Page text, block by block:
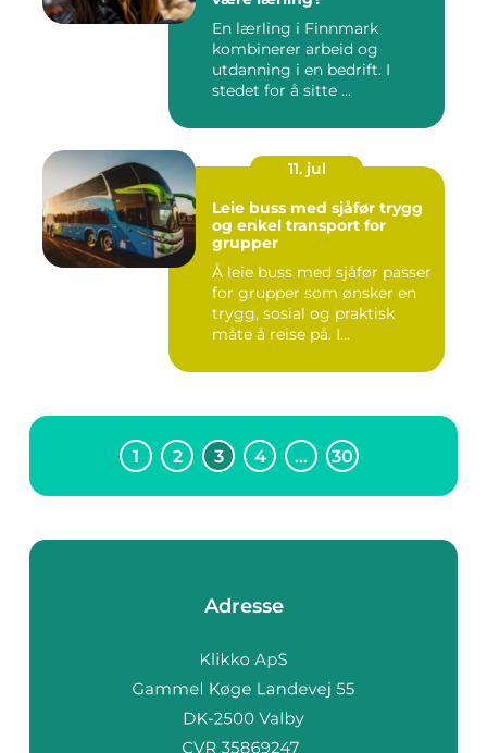
En lærling i Finnmark
kombinerer arbeid og
utdanning i en bedrift. I
stedet for å sitte ...
11. jul
Leie buss med sjåfør trygg
og enkel transport for
grupper
Å leie buss med sjåfør passer
for grupper som ønsker en
trygg, sosial og praktisk
måte å reise på. I...
1 2 3 4 … 30
Adresse